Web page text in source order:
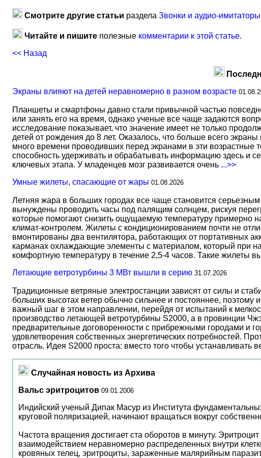
Смотрите другие статьи раздела Звонки и аудио-имитаторы
Читайте и пишите полезные комментарии к этой статье.
<< Назад
Экраны влияют на детей неравномерно в разном возрасте
Планшеты и смартфоны давно стали привычной частью
или занять его на время, однако ученые все чаще задаются
исследование показывает, что значение имеет не только
детей от рождения до 8 лет. Оказалось, что больше всего
много времени проводивших перед экранами в эти возрастные
способность удерживать и обрабатывать информацию здесь и
ключевых этапа. У младенцев мозг развивается очень ...>>
Умные жилеты, спасающие от жары 01.08.2026
Летняя жара в больших городах все чаще становится
вынуждены проводить часы под палящим солнцем, рискуя
которые помогают снизить ощущаемую температуру примерно
климат-контролем. Жилеты с кондиционированием почти не
вмонтированы два вентилятора, работающих от портативных
карманах охлаждающие элементы с материалом, который при
комфортную температуру в течение 2,5-4 часов. Такие жилеты
Летающие ветротурбины 3 МВт вышли в серию 31.07.2026
Традиционные ветряные электростанции зависят от силы и
больших высотах ветер обычно сильнее и постояннее,
важный шаг в этом направлении, перейдя от испытаний к
производство летающей ветротурбины S2000, а в провинции
предварительные договоренности с прибрежными городами и
удовлетворения собственных энергетических потребностей.
отрасль. Идея S2000 проста: вместо того чтобы устанавливать
Случайная новость из Архива
Вальс эритроцитов 09.01.2006
Индийский ученый Дипак Масур из Института
круговой поляризацией, начинают вращаться вокруг
Частота вращения достигает ста оборотов в минуту.
взаимодействием неравномерно распределенных внутри
кровяных телец, эритроциты, зараженные малярийным